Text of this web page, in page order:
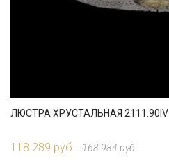
ЛЮСТРА ХРУСТАЛЬНАЯ
118 289 руб. 168 984 руб.